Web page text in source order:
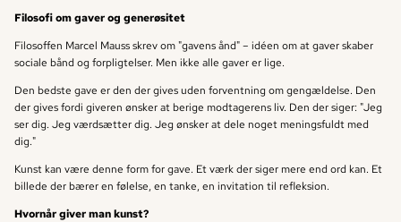
Filosofi om gaver og generøsitet
Filosoffen Marcel Mauss skrev om "gavens ånd" – idéen om at gaver skaber
sociale bånd og forpligtelser. Men ikke alle gaver er lige.
Den bedste gave er den der gives uden forventning om gengældelse. Den
der gives fordi giveren ønsker at berige modtagerens liv. Den der siger: "Jeg
ser dig. Jeg værdsætter dig. Jeg ønsker at dele noget meningsfuldt med
dig."
Kunst kan være denne form for gave. Et værk der siger mere end ord kan. Et
billede der bærer en følelse, en tanke, en invitation til refleksion.
Hvornår giver man kunst?